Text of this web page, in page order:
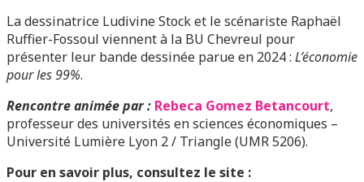
La dessinatrice Ludivine Stock et le scénariste Raphaël
Ruffier-Fossoul viennent à la BU Chevreul pour
présenter leur bande dessinée parue en 2024 : L’économie
pour les 99%.
Rencontre animée par : Rebeca Gomez Betancourt,
professeur des universités en sciences économiques –
Université Lumière Lyon 2 / Triangle (UMR 5206).
Pour en savoir plus, consultez le site :